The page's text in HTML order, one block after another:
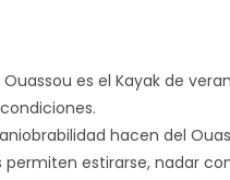
es el Kayak de
hacen del
estirarse, nadar